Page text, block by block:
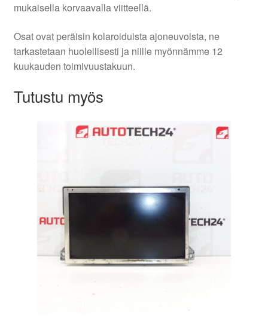
mukaisella korvaavalla viitteellä.
Osat ovat peräisin kolaroiduista ajoneuvoista, ne
tarkastetaan huolellisesti ja niille myönnämme 12
kuukauden toimivuustakuun.
Tutustu myös